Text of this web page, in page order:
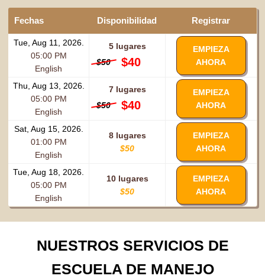
Fechas Disponibilidad Registrar
Tue, Aug 11, 2026.
05:00 PM
English
5 lugares
$50
$40
EMPIEZA
AHORA
Thu, Aug 13, 2026.
05:00 PM
English
7 lugares
$50
$40
EMPIEZA
AHORA
Sat, Aug 15, 2026.
01:00 PM
English
8 lugares
$50
EMPIEZA
AHORA
Tue, Aug 18, 2026.
05:00 PM
English
10 lugares
$50
EMPIEZA
AHORA
NUESTROS SERVICIOS DE
ESCUELA DE MANEJO